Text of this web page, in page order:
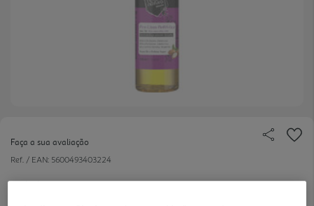
Faça a sua avaliação
Ref. / EAN: 5600493403224
6.94 €/un